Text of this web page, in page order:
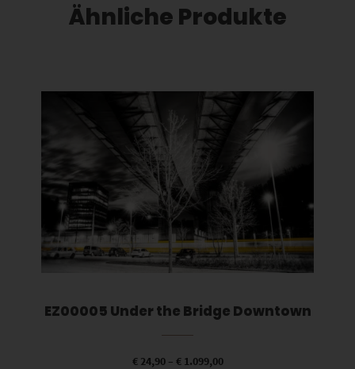
Ähnliche Produkte
Dieses Produkt weist mehrere Varianten auf. Die Optionen können auf der Produktseite gewählt werden
EZ00005 Under the Bridge Downtown
€24,90– €1.099,00